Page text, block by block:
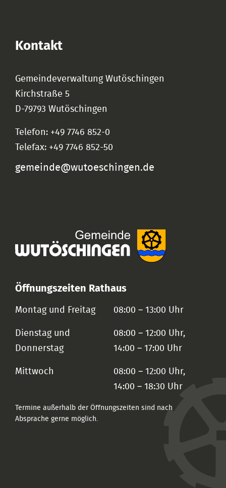
Kontakt
Gemeindeverwaltung Wutöschingen
Kirchstraße 5
D-79793 Wutöschingen
Telefon: +49 7746 852-0
Telefax: +49 7746 852-50
gemeinde@wutoeschingen.de
Öffnungszeiten Rathaus
Montag und Freitag 08:00 – 13:00 Uhr
Dienstag und
Donnerstag
08:00 – 12:00 Uhr,
14:00 – 17:00 Uhr
Mittwoch
08:00 – 12:00 Uhr,
14:00 – 18:30 Uhr
Termine außerhalb der Öffnungszeiten sind nach
Absprache gerne möglich.